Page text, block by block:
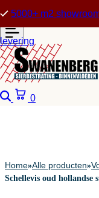
5000+ m2
levering
Zoeken
0
Home»Alle producten»
Schellevis oud hollandse